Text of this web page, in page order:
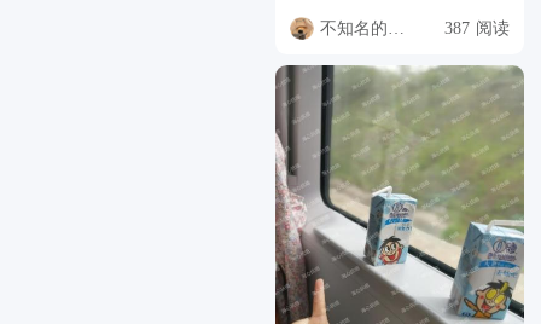
不知名的升本人 387 阅读